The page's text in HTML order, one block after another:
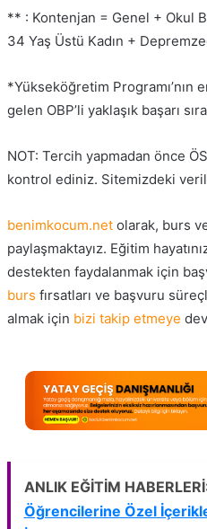
** : Kontenjan = Genel + Okul
34 Yaş Üstü Kadın +
*Yükseköğretim Programı’nın
gelen OBP’li yaklaşık başarı
NOT: Tercih yapmadan önce
kontrol ediniz. Sitemizdeki
benimkocum.netolarak, burs
paylaşmaktayız. Eğitim
destekten faydalanmak için
burs fırsatları ve başvuru
almak için bizi takip etmeye
ANLIK EĞİTİM
Öğrencilerine Özel